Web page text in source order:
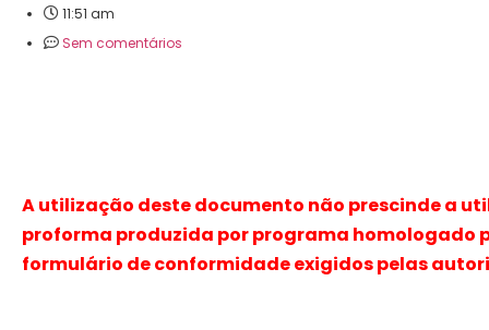
11:51 am
Sem comentários
A utilização deste documento não prescinde a
proforma produzida por programa homologado
formulário de conformidade exigidos pelas